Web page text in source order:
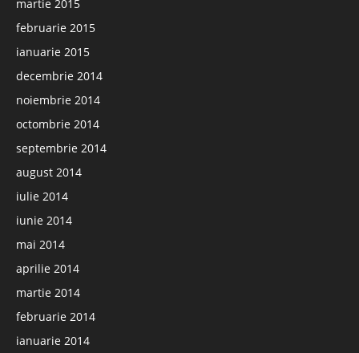
martie 2015
februarie 2015
ianuarie 2015
decembrie 2014
noiembrie 2014
octombrie 2014
septembrie 2014
august 2014
iulie 2014
iunie 2014
mai 2014
aprilie 2014
martie 2014
februarie 2014
ianuarie 2014